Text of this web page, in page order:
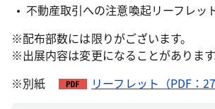
不動産取引への注意喚起リーフレ
※配布部数には限りがございます。
※出展内容は変更になることがあります
※別紙
リーフレット（PDF：